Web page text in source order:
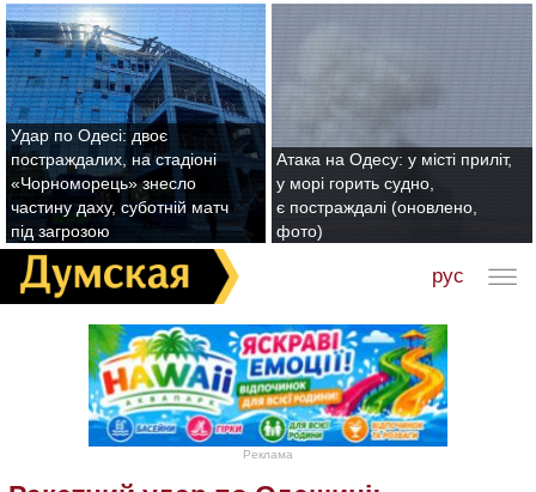
Удар по Одесі: двоє
постраждалих, на стадіоні
«Чорноморець» знесло
частину даху, суботній матч
під загрозою
Атака на Одесу: у місті приліт,
у морі горить судно,
є постраждалі (оновлено,
фото)
рус
Реклама